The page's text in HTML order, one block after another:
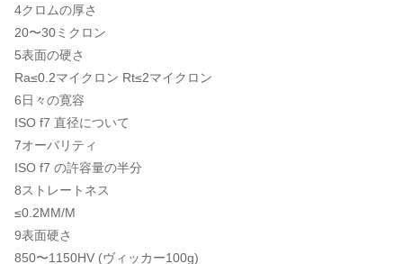
4クロムの厚さ
20〜30ミクロン
5表面の硬さ
Ra≤0.2マイクロン Rt≤2マイクロン
6日々の寛容
ISO f7 直径について
7オーバリティ
ISO f7 の許容量の半分
8ストレートネス
≤0.2MM/M
9表面硬さ
850〜1150HV (ヴィッカー100g)